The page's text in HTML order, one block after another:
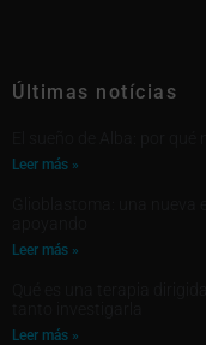
Últimas notícias
Leer más »
Leer más »
Leer más »